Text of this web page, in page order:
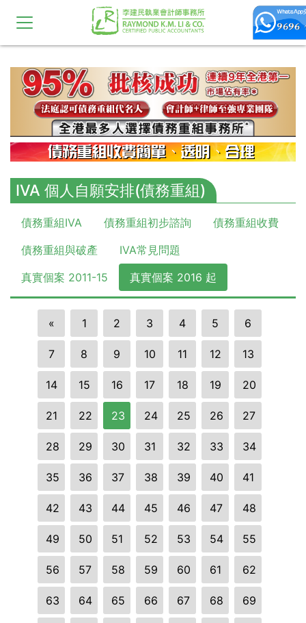
10,11,12,13,14,15,16,17,18,19,20
IVA 個人自願安排(債務重組)
債務重組IVA 債務重組初步諮詢
債務重組收費
債務重組與破產
IVA常見問題
真實個案 2011-15
真實個案 2016 起
« 1 2 3 4 5 6
7 8 9 10 11 12 13
14 15 16 17 18 19 20
21 22 23 24 25 26 27
28 29 30 31 32 33 34
35 36 37 38 39 40 41
42 43 44 45 46 47 48
49 50 51 52 53 54 55
56 57 58 59 60 61 62
63 64 65 66 67 68 69